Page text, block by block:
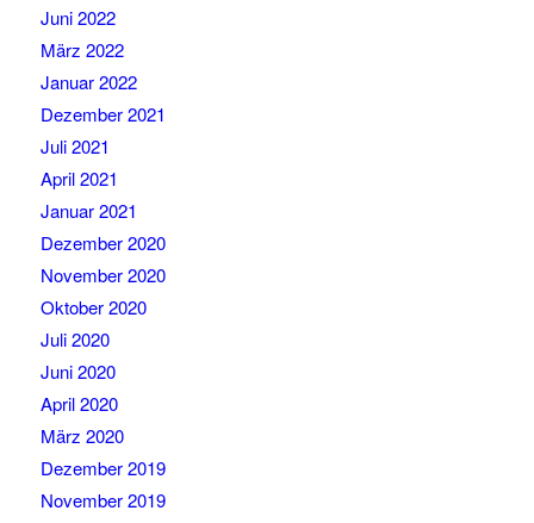
Juni 2022
März 2022
Januar 2022
Dezember 2021
Juli 2021
April 2021
Januar 2021
Dezember 2020
November 2020
Oktober 2020
Juli 2020
Juni 2020
April 2020
März 2020
Dezember 2019
November 2019